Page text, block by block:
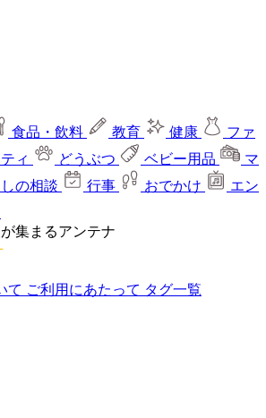
食品・飲料 教育 健康
ファ
ィ どうぶつ ベビー用品
マ
しの相談 行事 おでかけ
エン
集まるアンテナ
て ご利用にあたって タグ一覧